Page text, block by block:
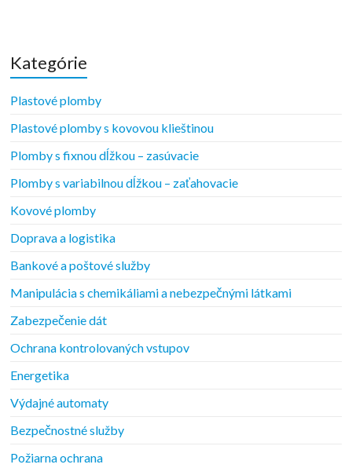
Kategórie
Plastové plomby
Plastové plomby s kovovou klieštinou
Plomby s fixnou dĺžkou – zasúvacie
Plomby s variabilnou dĺžkou – zaťahovacie
Kovové plomby
Doprava a logistika
Bankové a poštové služby
Manipulácia s chemikáliami a nebezpečnými látkami
Zabezpečenie dát
Ochrana kontrolovaných vstupov
Energetika
Výdajné automaty
Bezpečnostné služby
Požiarna ochrana